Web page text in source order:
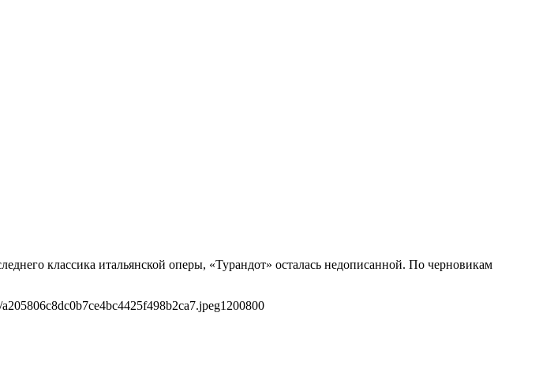
классика итальянской оперы, «Турандот» осталась недописанной. По черновикам
1200800